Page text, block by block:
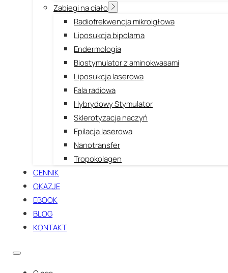
Zabiegi na ciało
Radiofrekwencja mikroigłowa
Liposukcja bipolarna
Endermologia
Biostymulator z aminokwasami
Liposukcja laserowa
Fala radiowa
Hybrydowy Stymulator
Sklerotyzacja naczyń
Epilacja laserowa
Nanotransfer
Tropokolagen
CENNIK
OKAZJE
EBOOK
BLOG
KONTAKT